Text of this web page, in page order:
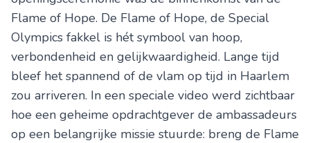
Flame of Hope. De Flame of Hope, de Special
Olympics fakkel is hét symbool van hoop,
verbondenheid en gelijkwaardigheid. Lange tijd
bleef het spannend of de vlam op tijd in Haarlem
zou arriveren. In een speciale video werd zichtbaar
hoe een geheime opdrachtgever de ambassadeurs
op een belangrijke missie stuurde: breng de Flame